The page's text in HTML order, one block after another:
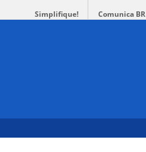
Simplifique! Comunica BR